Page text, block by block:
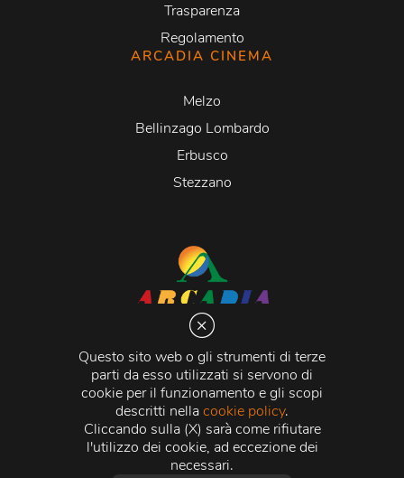
Questo sito web o gli strumenti di terze
parti da esso utilizzati si servono di
cookie per il funzionamento e gli scopi
descritti nellacookie policy.
Cliccando sulla (X) sarà come rifiutare
l'utilizzo dei cookie, ad eccezione dei
necessari.
Trasparenza
Regolamento
ARCADIA CINEMA
Melzo
Bellinzago Lombardo
Erbusco
Stezzano
Via Martiri della Libertà 20066 Melzo (MI)
C.C.I.A.A. - R.E.A di Milano n. 1427910
Registro delle Imprese di Milano n. 338392 -
Fiscale e Partita Iva11015840157 | Capitale Sociale
500.000,00 i.v.
Credits:Crea Informatica S.r.l. 2026 © Tutti i diritti
riservati.